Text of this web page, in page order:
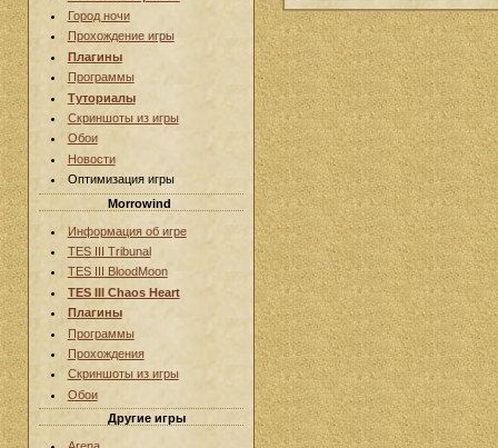
Город ночи
Прохождение игры
Плагины
Программы
Туториалы
Скриншоты из игры
Обои
Новости
Оптимизация игры
Morrowind
Информация об игре
TES III Tribunal
TES III BloodMoon
TES III Chaos Heart
Плагины
Программы
Прохождения
Скриншоты из игры
Обои
Другие игры